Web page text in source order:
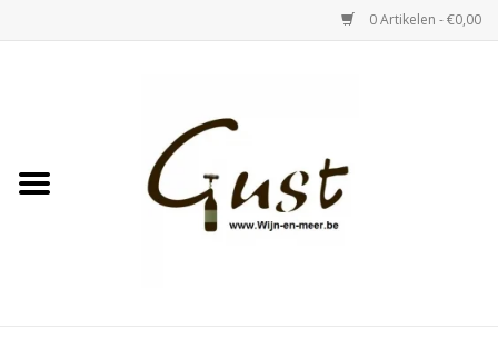
0 Artikelen - €0,00
Witte wijn